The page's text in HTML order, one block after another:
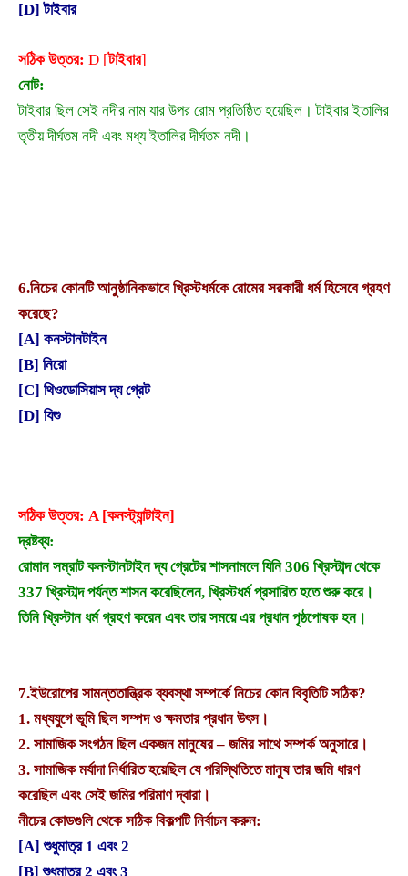
[D] টাইবার
সঠিক উত্তর: D [টাইবার]
নোট:
টাইবার ছিল সেই নদীর নাম যার উপর রোম প্রতিষ্ঠিত হয়েছিল। টাইবার ইতালির
তৃতীয় দীর্ঘতম নদী এবং মধ্য ইতালির দীর্ঘতম নদী।
6.নিচের কোনটি আনুষ্ঠানিকভাবে খ্রিস্টধর্মকে রোমের সরকারী ধর্ম হিসেবে গ্রহণ
করেছে?
[A] কনস্টানটাইন
[B] নিরো
[C] থিওডোসিয়াস দ্য গ্রেট
[D] যিশু
সঠিক উত্তর: A [কনস্ট্যান্টাইন]
দ্রষ্টব্য:
রোমান সম্রাট কনস্টানটাইন দ্য গ্রেটের শাসনামলে যিনি 306 খ্রিস্টাব্দ থেকে
337 খ্রিস্টাব্দ পর্যন্ত শাসন করেছিলেন, খ্রিস্টধর্ম প্রসারিত হতে শুরু করে।
তিনি খ্রিস্টান ধর্ম গ্রহণ করেন এবং তার সময়ে এর প্রধান পৃষ্ঠপোষক হন।
7.ইউরোপের সামন্ততান্ত্রিক ব্যবস্থা সম্পর্কে নিচের কোন বিবৃতিটি সঠিক?
1. মধ্যযুগে ভূমি ছিল সম্পদ ও ক্ষমতার প্রধান উৎস।
2. সামাজিক সংগঠন ছিল একজন মানুষের – জমির সাথে সম্পর্ক অনুসারে।
3. সামাজিক মর্যাদা নির্ধারিত হয়েছিল যে পরিস্থিতিতে মানুষ তার জমি ধারণ
করেছিল এবং সেই জমির পরিমাণ দ্বারা।
নীচের কোডগুলি থেকে সঠিক বিকল্পটি নির্বাচন করুন:
[A] শুধুমাত্র 1 এবং 2
[B] শুধুমাত্র 2 এবং 3